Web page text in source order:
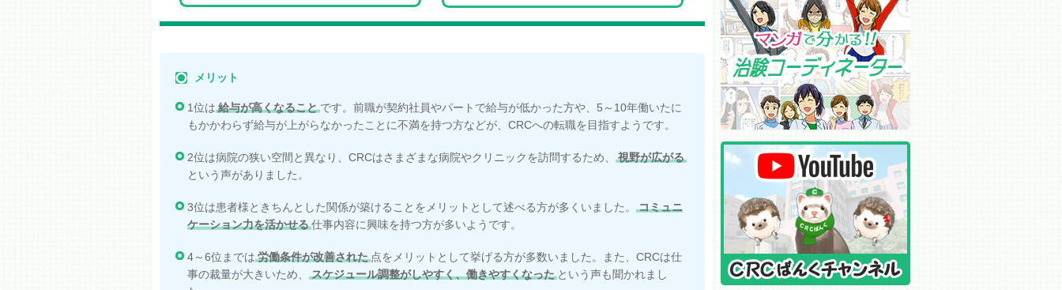
メリット
1位は 給与が高くなることです。前職が契約社員やパートで給与が低かった方や、5～10年働いたに
もかかわらず給与が上がらなかったことに不満を持つ方などが、CRCへの転職を目指すようです。
2位は病院の狭い空間と異なり、CRCはさまざまな病院やクリニックを訪問するため、
視野が広がる
という声がありました。
3位は患者様ときちんとした関係が築けることをメリットとして述べる方が多くいました。
コミュニ
ケーション力を活かせる仕事内容に興味を持つ方が多いようです。
4～6位までは 労働条件が改善された点をメリットとして挙げる方が多数いました。また、CRCは仕
事の裁量が大きいため、
スケジュール調整がしやすく、働きやすくなったという声も聞かれまし